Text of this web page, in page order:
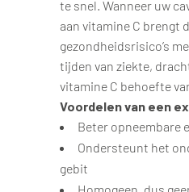
te snel. Wanneer uw
aan vitamine C brengt
gezondheidsrisico’s
tijden van ziekte,
vitamine C behoefte
Voordelen van een
Beter opneembare
Ondersteunt het
gebit
Homogeen, dus